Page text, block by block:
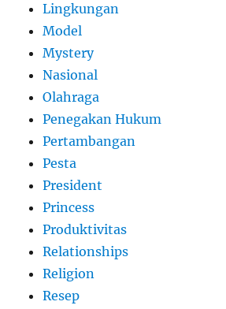
Lingkungan
Model
Mystery
Nasional
Olahraga
Penegakan Hukum
Pertambangan
Pesta
President
Princess
Produktivitas
Relationships
Religion
Resep